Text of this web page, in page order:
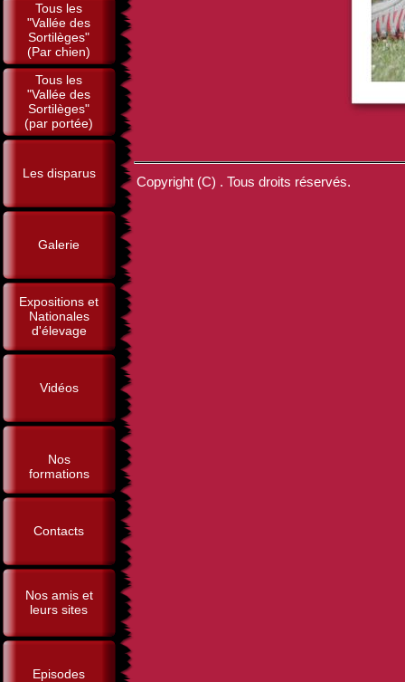
Tous les
"Vallée des
Sortilèges"
(Par chien)
Tous les
"Vallée des
Sortilèges"
(par portée)
Les disparus
Galerie
Expositions et
Nationales
d'élevage
Vidéos
Nos
formations
Contacts
Nos amis et
leurs sites
Episodes
Copyright (C) . Tous droits réservés.